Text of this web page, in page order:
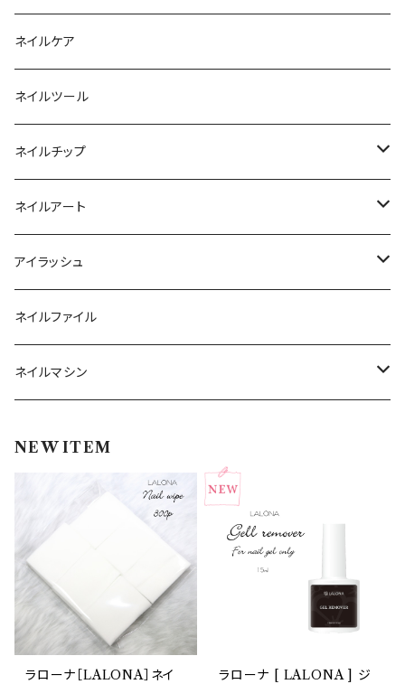
ファンクションジェル
カラージェル
ベーシックカラージェル
マグネットジェル
エフェクトジェル
アクリルブラシ
マグネット
その他
リムーバー
クリーナー
アセトン
エタノール
ネイルケア
ネイルツール
ネイルチップ
ノーマルチップ
ソフトジェルチップ
ツール
ネイルアート
パール
パウダー
ストーン
ドライフラワー
ステッカーシール
ジュエリー
アイラッシュ
まつげ
グルー/リムーバー
ネイルファイル
ネイルマシン
集塵機
ビット
NEW ITEM
ラローナ［LALONA］ネイ
ラローナ [ LALONA ] ジ